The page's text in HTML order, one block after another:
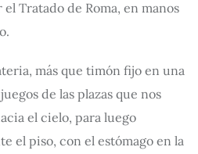
Tratado de Roma, en manos
más que timón fijo en una
de las plazas que nos
el cielo, para luego
el piso, con el estómago en la